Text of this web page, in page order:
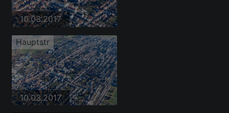
10.03.2017
Hauptstr
10.03.2017